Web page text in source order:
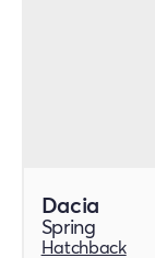
Dacia
Spring
Hatchback